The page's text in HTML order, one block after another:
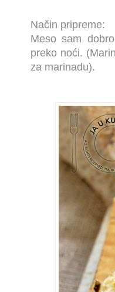
Način pripreme:
Meso sam
preko noći.
za marinadu).